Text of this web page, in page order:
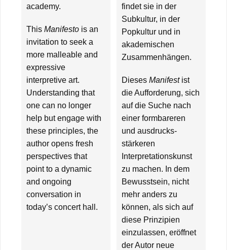
academy.
This Manifesto is an
invitation to seek a
more malleable and
expressive
interpretive art.
Understanding that
one can no longer
help but engage with
these principles, the
author opens fresh
perspectives that
point to a dynamic
and ongoing
conversation in
today’s concert hall.
findet sie in der
Subkultur, in der
Popkultur und in
akademischen
Zusammenhängen.
Dieses Manifestist
die Aufforderung, sich
auf die Suche nach
einer formbareren
und ausdrucks­
stärkeren
Interpretationskunst
zu machen. In dem
Bewusstsein, nicht
mehr anders zu
können, als sich auf
diese Prinzipien
einzulassen, eröffnet
der Autor neue